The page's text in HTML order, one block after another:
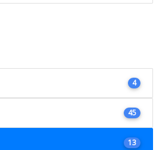
4
45
13